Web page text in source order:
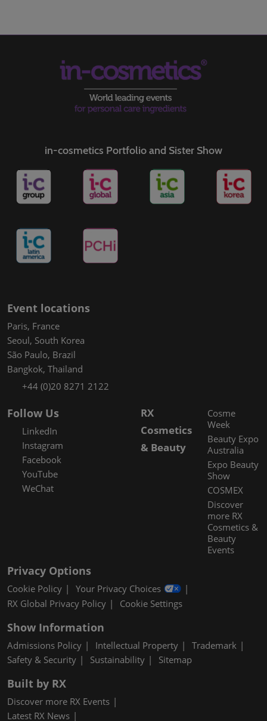
in-cosmetics Portfolio and Sister Show
Event locations
Paris, France
Seoul, South Korea
São Paulo, Brazil
Bangkok, Thailand
+44 (0)20 8271 2122
Follow Us
LinkedIn
Instagram
Facebook
YouTube
WeChat
RX
Cosmetics
& Beauty
Cosme
Week
Beauty Expo
Australia
Expo Beauty
Show
COSMEX
Discover
more RX
Cosmetics &
Beauty
Events
Privacy Options
Cookie Policy
Your Privacy Choices
RX Global Privacy Policy
Cookie Settings
Show Information
Admissions Policy Intellectual Property
Trademark
Safety & Security
Sustainability Sitemap
Built by RX
Discover more RX Events
Latest RX News